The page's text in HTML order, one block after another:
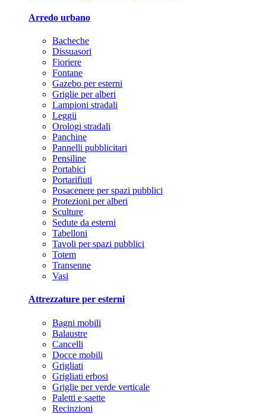
Arredo urbano
Bacheche
Dissuasori
Fioriere
Fontane
Gazebo per esterni
Griglie per alberi
Lampioni stradali
Leggii
Orologi stradali
Panchine
Pannelli pubblicitari
Pensiline
Portabici
Portarifiuti
Posacenere per spazi pubblici
Protezioni per alberi
Sculture
Sedute da esterni
Tabelloni
Tavoli per spazi pubblici
Totem
Transenne
Vasi
Attrezzature per esterni
Bagni mobili
Balaustre
Cancelli
Docce mobili
Grigliati
Grigliati erbosi
Griglie per verde verticale
Paletti e saette
Recinzioni